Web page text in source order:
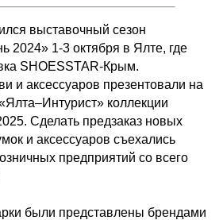
выставочный сезон
2024» 1-3 октября в Ялте, где
SHOESSTAR-Крым.
и аксессуаров презентовали на
коллекции
Сделать предзаказ новых
и аксессуаров съехались
предприятий со всего
были представлены брендами